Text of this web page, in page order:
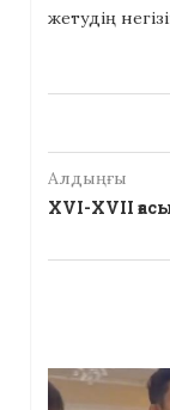
жетудің
Алдыңғы
XVI-XVII